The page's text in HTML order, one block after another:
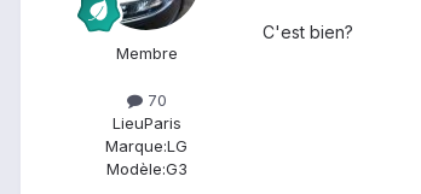
Membre
70
LieuParis
Marque:LG
Modèle:G3
C'est bien?